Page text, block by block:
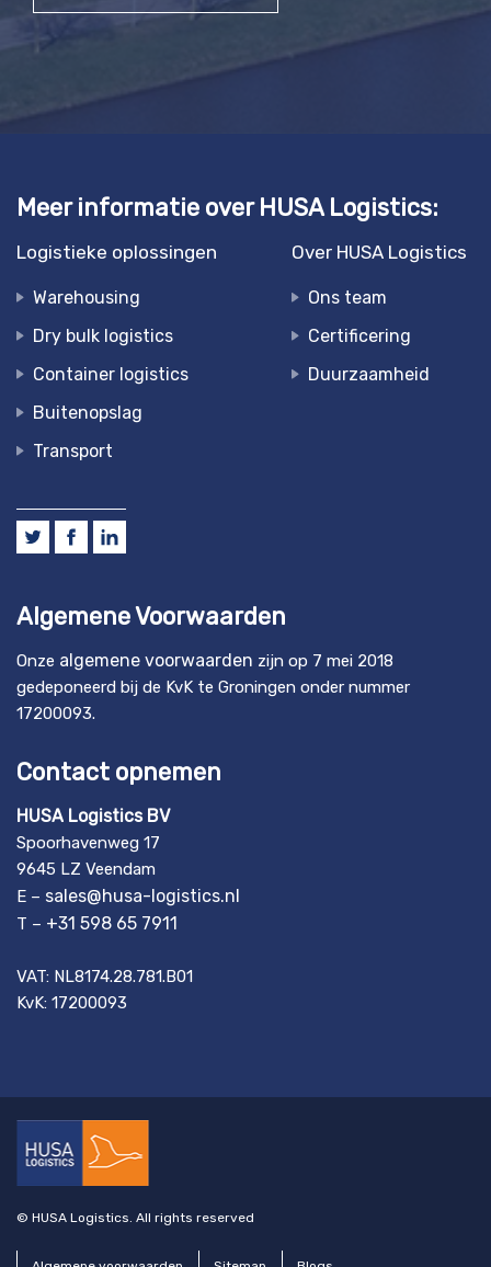
Meer informatie over HUSA Logistics:
Logistieke oplossingen
Warehousing
Dry bulk logistics
Container logistics
Buitenopslag
Transport
Over HUSA Logistics
Ons team
Certificering
Duurzaamheid
Algemene Voorwaarden
Onze algemene voorwaarden zijn op 7 mei 2018
gedeponeerd bij de KvK te Groningen onder nummer
17200093.
Contact opnemen
HUSA Logistics BV
Spoorhavenweg 17
9645 LZ Veendam
E – sales@husa-logistics.nl
T – +31 598 65 7911
VAT: NL8174.28.781.B01
KvK: 17200093
© HUSA Logistics. All rights reserved